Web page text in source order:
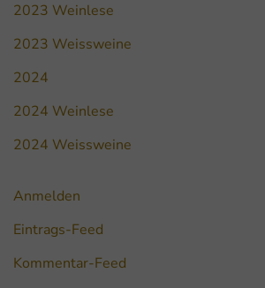
2023 Weinlese
2023 Weissweine
2024
2024 Weinlese
2024 Weissweine
Anmelden
Eintrags-Feed
Kommentar-Feed